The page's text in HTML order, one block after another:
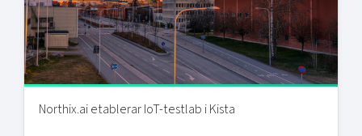
Northix.ai etablerar IoT-testlab i Kista